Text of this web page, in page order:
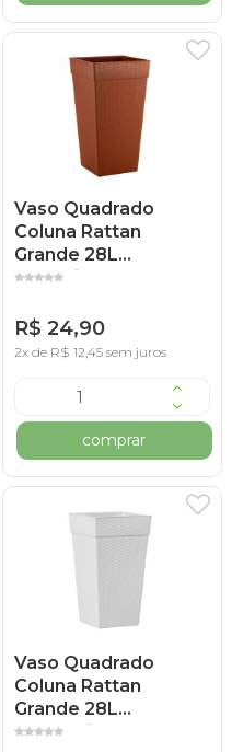
Vaso Quadrado
Coluna Rattan
Grande 28L
Cerâmico
R$ 24,90
2x de R$ 12,45 sem juros
comprar
Vaso Quadrado
Coluna Rattan
Grande 28L
Marmorizado